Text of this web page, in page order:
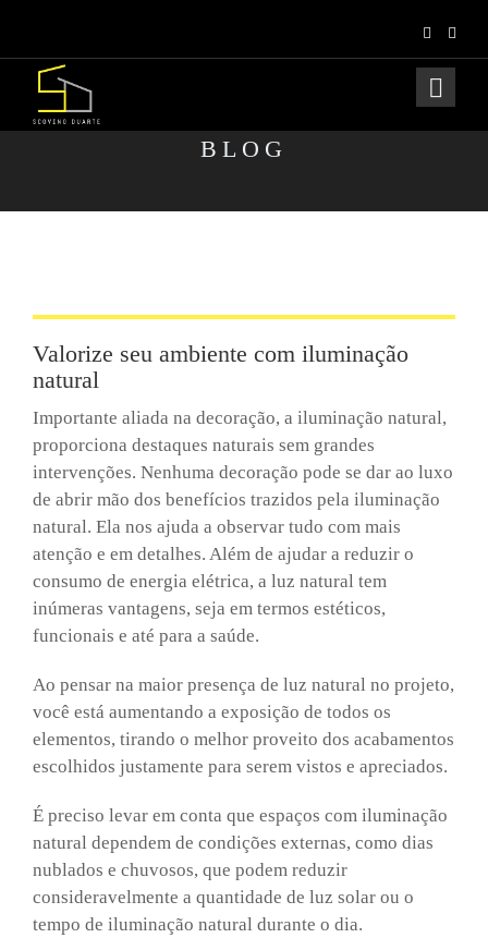
BLOG
Valorize seu ambiente com iluminação
natural
Importante aliada na decoração, a iluminação natural,
proporciona destaques naturais sem grandes
intervenções. Nenhuma decoração pode se dar ao luxo
de abrir mão dos benefícios trazidos pela iluminação
natural. Ela nos ajuda a observar tudo com mais
atenção e em detalhes. Além de ajudar a reduzir o
consumo de energia elétrica, a luz natural tem
inúmeras vantagens, seja em termos estéticos,
funcionais e até para a saúde.
Ao pensar na maior presença de luz natural no projeto,
você está aumentando a exposição de todos os
elementos, tirando o melhor proveito dos acabamentos
escolhidos justamente para serem vistos e apreciados.
É preciso levar em conta que espaços com iluminação
natural dependem de condições externas, como dias
nublados e chuvosos, que podem reduzir
consideravelmente a quantidade de luz solar ou o
tempo de iluminação natural durante o dia.